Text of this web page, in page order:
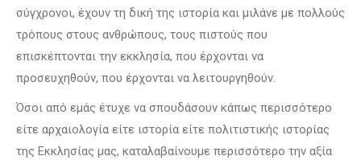
σύγχρονοι, έχουν τη δική της ιστορία και μιλάνε με πολλούς
τρόπους στους ανθρώπους, τους πιστούς που
επισκέπτονται την εκκλησία, που έρχονται να
προσευχηθούν, που έρχονται να λειτουργηθούν.
Όσοι από εμάς έτυχε να σπουδάσουν κάπως περισσότερο
είτε αρχαιολογία είτε ιστορία είτε πολιτιστικής ιστορίας
της Εκκλησίας μας, καταλαβαίνουμε περισσότερο την αξία